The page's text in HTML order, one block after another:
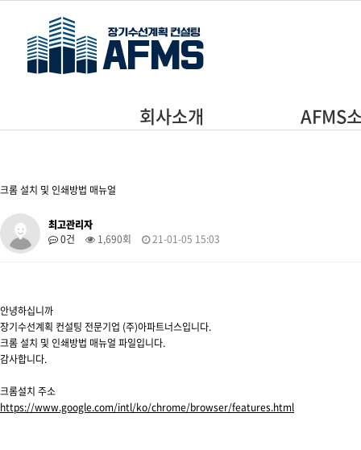
회사소개 AFMS
크롬 설치 및 인쇄방법 매뉴얼
최고관리자
0건
1,690회 21-01-05 15:03
안녕하십니까
장기수선계획 컨설팅 전문기업 (주)아파트너스입니다.
크롬 설치 및 인쇄방법 매뉴얼 파일입니다.
감사합니다.
크롬설치 주소
https://www.google.com/intl/ko/chrome/browser/features.html